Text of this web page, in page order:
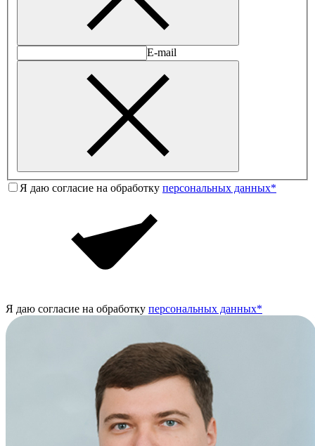
E-mail
Я даю согласие на обработку персональных данных*
Я даю согласие на обработку персональных данных*